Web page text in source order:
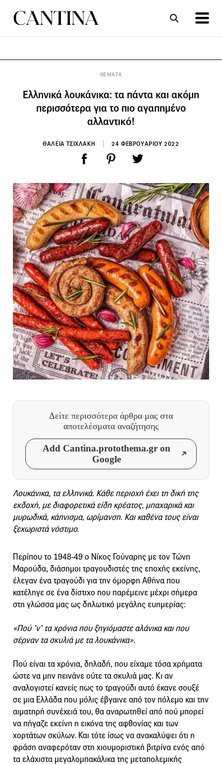
ΘΕΜΑΤΑ
Ελληνικά λουκάνικα: τα πάντα και ακόμη
περισσότερα για το πιο αγαπημένο
αλλαντικό!
ΘΑΛΕΙΑ ΤΣΙΧΛΑΚΗ 24 ΦΕΒΡΟΥΑΡΙΟΥ 2022
Δείτε περισσότερα άρθρα μας στα
αποτελέσματα αναζήτησης
Add Cantina.protothema.gr on
Google
Λουκάνικα, τα ελληνικά. Κάθε περιοχή έχει τη δική της
εκδοχή, με διαφορετικά είδη κρέατος, μπαχαρικά και
μυρωδικά, κάπνισμα, ωρίμανση. Και καθένα τους είναι
ξεχωριστά νόστιμο.
Περίπου το 1948-49 ο Νίκος Γούναρης με τον Τώνη
Μαρούδα, διάσημοι τραγουδιστές της εποχής εκείνης,
έλεγαν ένα τραγούδι για την όμορφη Αθήνα που
κατέληγε σε ένα δίστιχο που παρέμεινε μέχρι σήμερα
στη γλώσσα μας ως δηλωτικό μεγάλης ευημερίας:
«Πού ’ν’ τα χρόνια που ξηγιόμαστε αλάνικα και που
σέρναν τα σκυλιά με τα λουκάνικα».
Πού είναι τα χρόνια, δηλαδή, που είχαμε τόσα χρήματα
ώστε να μην πεινάνε ούτε τα σκυλιά μας. Κι αν
αναλογιστεί κανείς πως το τραγούδι αυτό έκανε σουξέ
σε μια Ελλάδα που μόλις έβγαινε από τον πόλεμο και την
αιματηρή συνέχειά του, θα αναρωτηθεί από πού μπορεί
να πήγαζε εκείνη η εικόνα της αφθονίας και των
χορτάτων σκύλων. Και τότε ίσως να ανακαλύψει ότι η
φράση αναφερόταν στη χιουμοριστική βιτρίνα ενός από
τα ελάχιστα μεγαλομπακάλικα της μεταπολεμικής